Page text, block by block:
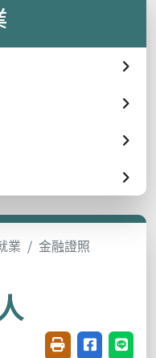
業
金融證照
友善列印(開新視
分享至臉書
分享